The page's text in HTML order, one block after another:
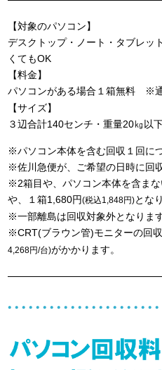
【対象のパソコン】
デスクトップ・ノート・タブレ
くてもOK
【料金】
パソコンがある場合１箱無料 ※
【サイズ】
３辺合計140センチ・重量20㎏以
※パソコン本体を含む回収１回に
※佐川急便が、ご希望の日時に回
※2箱目や、パソコン本体を含まな
や、１箱1,680円(税込1,848円)とな
※一部離島は回収対象外となります
※CRT(ブラウン管)モニターの回
4,268円/台)がかかります。